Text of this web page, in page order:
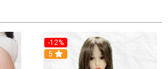
-12%
5